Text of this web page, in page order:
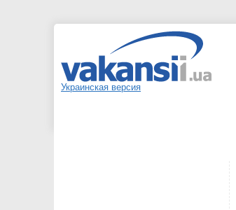
Украинская версия